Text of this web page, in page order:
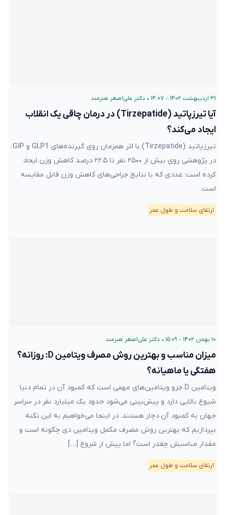
۳۱ اردیبهشت ۱۴۰۲ – ۱۴:۰۷ • دکتر علی‌اصغر هنرمند
آیا تیرزپاتید (Tirzepatide) در درمان چاقی یک انقلاب
ایجاد می‌کند؟
تیرزپاتید (Tirzepatide) با اثر همزمان روی گیرنده‌های GLP1 و GIP،
در پژوهشی روی بیش از ۲۵۰۰ نفر تا ۲۲.۵ درصد کاهش وزن ایجاد
کرده است؛ عددی که با نتایج جراحی‌های کاهش وزن قابل مقایسه
است.
ارتقای سلامت و طول عمر
۱۰ بهمن ۱۴۰۲ – ۱۵:۰۹ • دکتر علی‌اصغر هنرمند
میزان مناسب و بهترین روش مصرف ویتامین D: روزانه؟
هفتگی یا ماهیانه؟
ویتامین D جزو ویتامین‌های مهمی است که کمبود آن در تمام دنیا
شیوع بالایی دارد و پیش‌بینی می‌شود حدود یک میلیارد نفر در سراسر
جهان به کمبود آن دچار هستند. در اینجا می‌خواهیم به این نکته
بپردازیم که بهترین روش مصرف مکمل ویتامین دی چگونه است و
مقدار مناسبش چقدر است؟ اما پیش از شروع […]
ارتقای سلامت و طول عمر